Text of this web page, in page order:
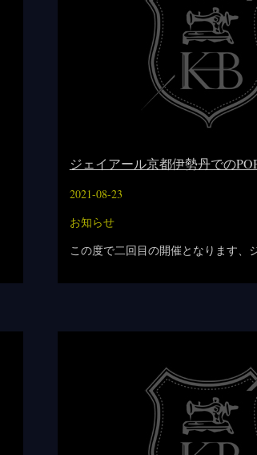
ジェイアール京都伊勢丹での
2021-08-23
お知らせ
この度で二回目の開催となります、